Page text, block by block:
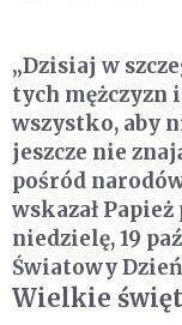
„Dzisiaj w
tych
wszystko, aby
jeszcze nie
pośród
wskazał
niedzielę, 19
Światowy
Wielkie